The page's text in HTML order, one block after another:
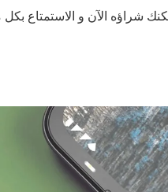
شراؤه الآن و الاستمتاع بكل